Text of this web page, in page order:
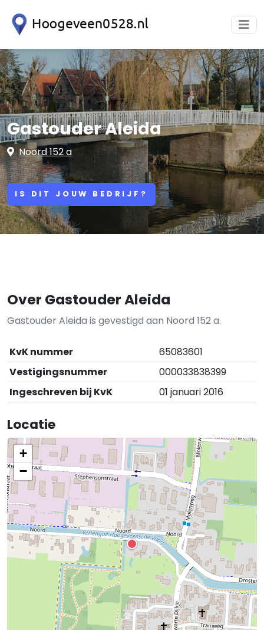
Gastouder Aleida
Noord 152 a
IS DIT JOUW BEDRIJF?
Over Gastouder Aleida
Gastouder Aleida is gevestigd aan Noord 152 a.
KvK nummer
65083601
Vestigingsnummer
000033838399
Ingeschreven bij KvK
01 januari 2016
Locatie
+
−